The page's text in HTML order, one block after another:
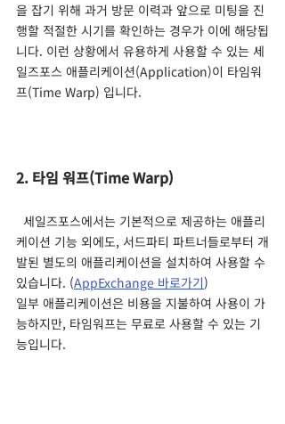
을 잡기 위해 과거 방문 이력과 앞으로 미팅을 진
행할 적절한 시기를 확인하는 경우가 이에 해당됩
니다. 이런 상황에서 유용하게 사용할 수 있는 세
일즈포스 애플리케이션(Application)이 타임워
프(Time Warp) 입니다.
2. 타임 워프(Time Warp)
케이션 기능 외에도, 서드파티 파트너들로부터 개
발된 별도의 애플리케이션을 설치하여 사용할 수
있습니다. (AppExchange 바로가기)
일부 애플리케이션은 비용을 지불하여 사용이 가
능하지만, 타임워프는 무료로 사용할 수 있는 기
능입니다.